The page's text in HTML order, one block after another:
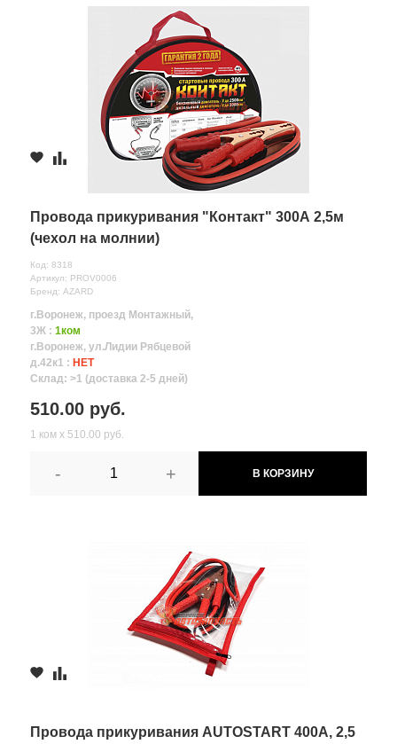
Провода прикуривания "Контакт" 300А 2,5м
(чехол на молнии)
Код: 8318
Артикул: PROV0006
Бренд: AZARD
г.Воронеж, проезд Монтажный,
3Ж : 1ком
г.Воронеж, ул.Лидии Рябцевой
д.42к1 : НЕТ
Склад: >1 (доставка 2-5 дней)
510.00 руб.
1 ком х 510.00 руб.
- + В КОРЗИНУ
Провода прикуривания AUTOSTART 400А, 2,5